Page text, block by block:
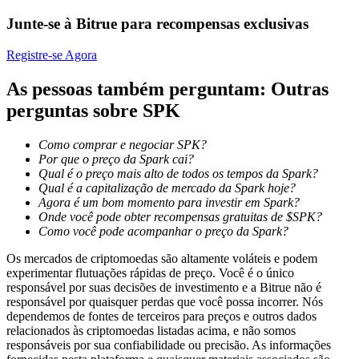
Bloqueios de BTR
Empréstimos
Serviço de empréstimo apoiado por criptografia
Junte-se à Bitrue para recompensas exclusivas
Registre-se Agora
As pessoas também perguntam: Outras
perguntas sobre SPK
Como comprar e negociar SPK?
Por que o preço da Spark cai?
Qual é o preço mais alto de todos os tempos da Spark?
Qual é a capitalização de mercado da Spark hoje?
Agora é um bom momento para investir em Spark?
Onde você pode obter recompensas gratuitas de $SPK?
Como você pode acompanhar o preço da Spark?
Os mercados de criptomoedas são altamente voláteis e podem
experimentar flutuações rápidas de preço. Você é o único
responsável por suas decisões de investimento e a Bitrue não é
responsável por quaisquer perdas que você possa incorrer. Nós
dependemos de fontes de terceiros para preços e outros dados
relacionados às criptomoedas listadas acima, e não somos
responsáveis por sua confiabilidade ou precisão. As informações